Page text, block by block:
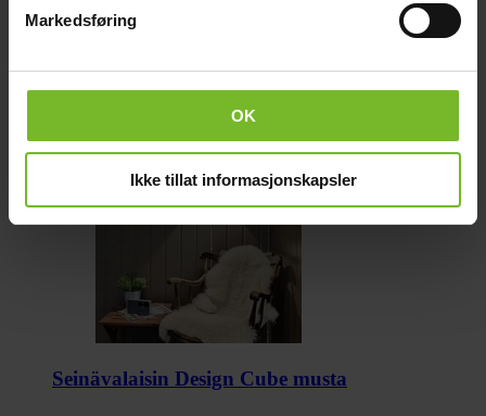
Markedsføring
OK
Ikke tillat informasjonskapsler
Seinävalaisin Design Cube musta